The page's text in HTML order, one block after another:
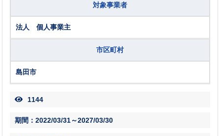
対象事業者
法人 個人事業主
市区町村
島田市
1144
期間：2022/03/31～2027/03/30